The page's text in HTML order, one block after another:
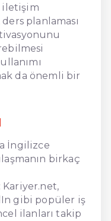
iletişim
planlaması
da önemli bir
İngilizce
birkaç
Kariyer.net,
gibi popüler iş
ilanları takip